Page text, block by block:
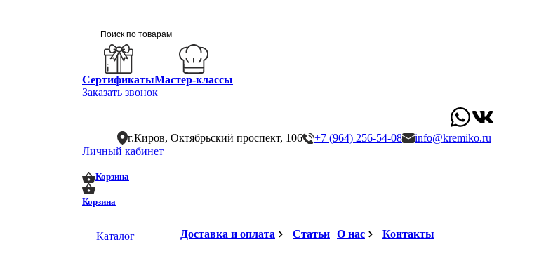
СертификатыМастер-классы
Заказать звонок
г.Киров, Октябрьский проспект, 106 +7 (964) 256-54-08
info@kremiko.ru
Личный кабинет
Корзина
Корзина
Каталог Доставка и оплата Статьи О нас Контакты